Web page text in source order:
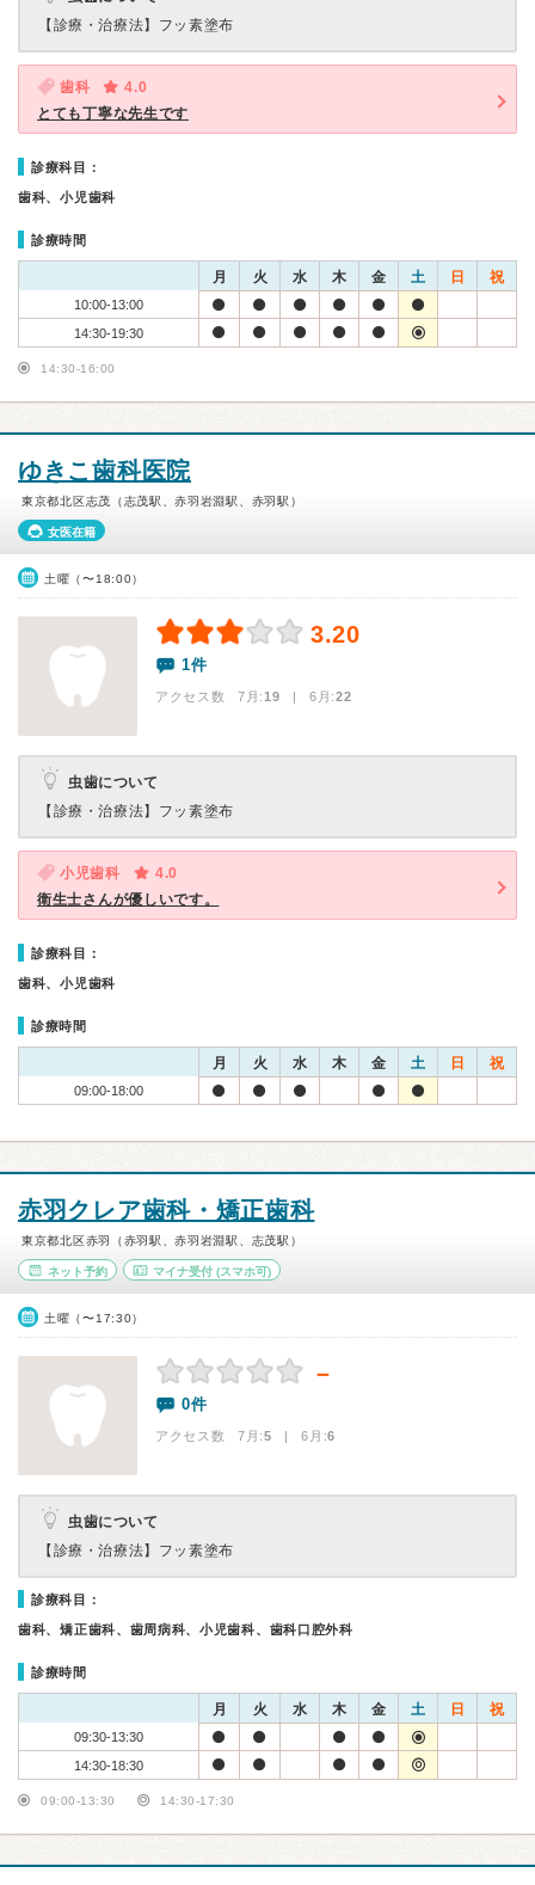
【診療・治療法】 フッ素塗布
歯科
4.0
とても丁寧な先生です
診療科目：
歯科、小児歯科
診療時間
月 火 水 木 金 土 日 祝
10:00-13:00
14:30-19:30
14:30-16:00
ゆきこ歯科医院
東京都北区志茂（志茂駅、赤羽岩淵駅、赤羽駅）
女医在籍
土曜（〜18:00）
3.20
1件
アクセス数 7月:19 | 6月:22
虫歯について
【診療・治療法】 フッ素塗布
小児歯科
4.0
衛生士さんが優しいです。
診療科目：
歯科、小児歯科
診療時間
月 火 水 木 金 土 日 祝
09:00-18:00
赤羽クレア歯科・矯正歯科
東京都北区赤羽（赤羽駅、赤羽岩淵駅、志茂駅）
ネット予約 マイナ受付(スマホ可)
土曜（〜17:30）
－
0件
アクセス数 7月:5 | 6月:6
虫歯について
【診療・治療法】 フッ素塗布
診療科目：
歯科、矯正歯科、歯周病科、小児歯科、歯科口腔外科
診療時間
月 火 水 木 金 土 日 祝
09:30-13:30
14:30-18:30
09:00-13:30 14:30-17:30